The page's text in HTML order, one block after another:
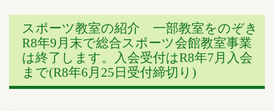
スポーツ教室の紹介 一部教室をのぞき
R8年9月末で総合スポーツ会館教室事業
は終了します。入会受付はR8年7月入会
まで(R8年6月25日受付締切り)